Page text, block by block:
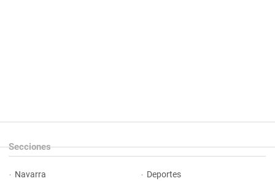
Secciones
Navarra Deportes